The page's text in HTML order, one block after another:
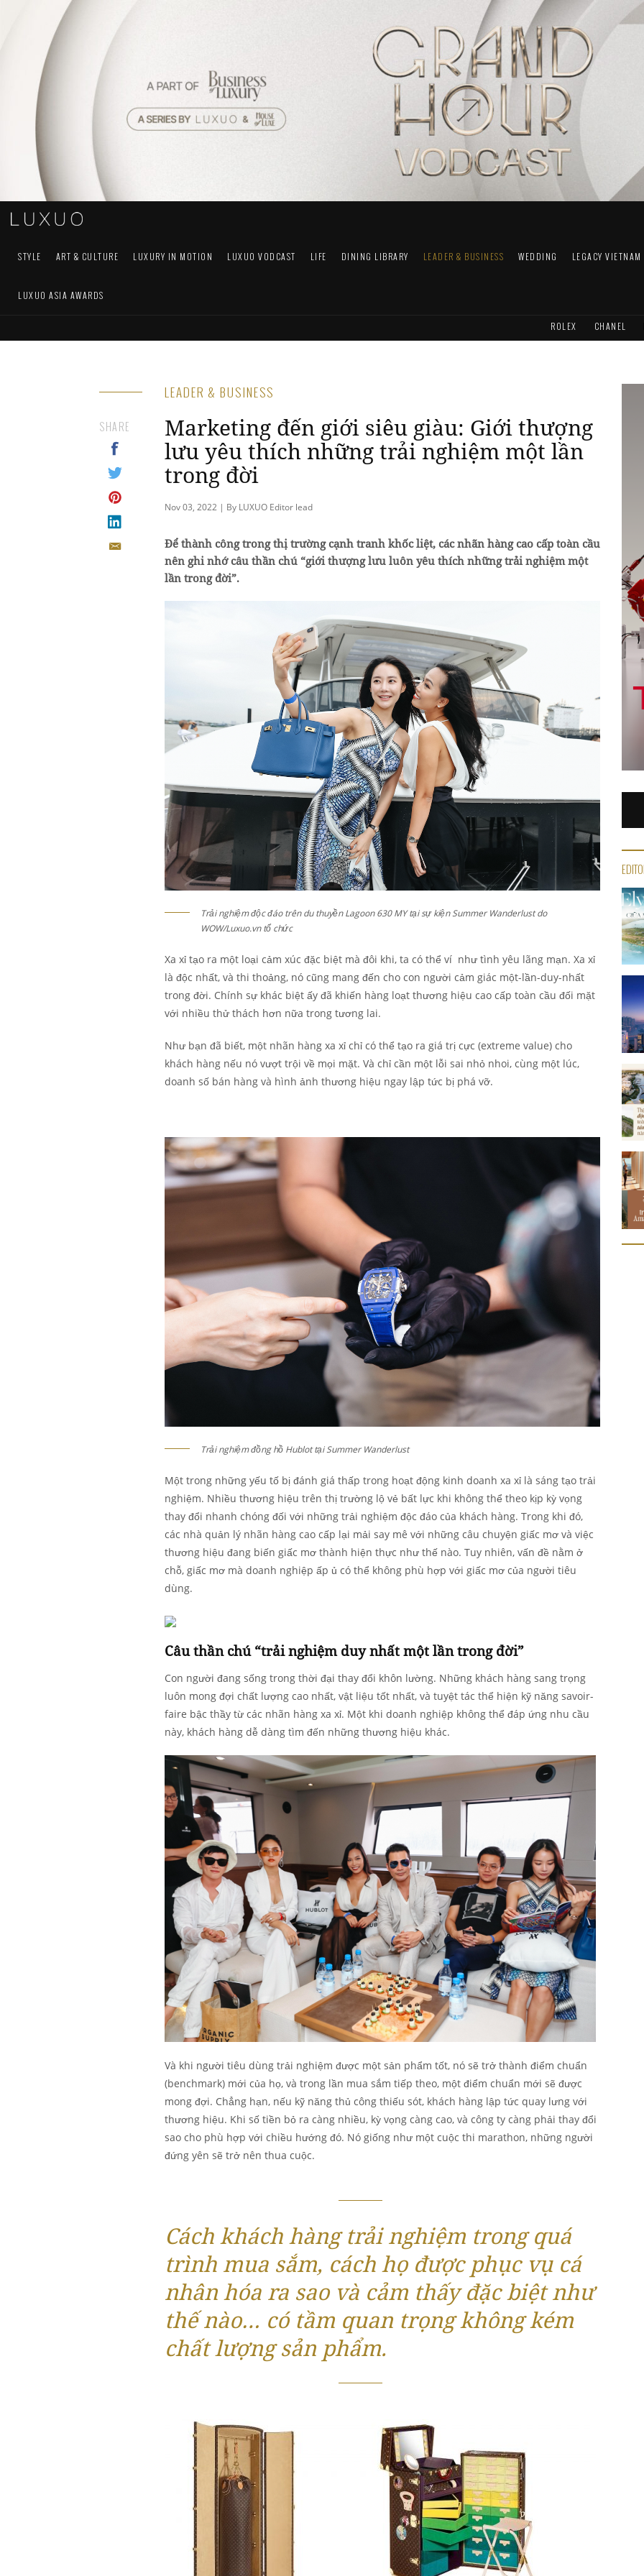
STYLE ART & CULTURE LUXURY IN MOTION LUXUO VODCAST LIFE DINING LIBRARY LEADER & BUSINESS WEDDING LEGACY VIETNAM
LUXUO ASIA AWARDS
ROLEX CHANEL
LEADER & BUSINESS
Marketing đến giới siêu giàu: Giới thượng
lưu yêu thích những trải nghiệm một lần
trong đời
Nov 03, 2022 | By LUXUO Editor lead
SHARE
Để thành công trong thị trường cạnh tranh khốc liệt, các nhãn hàng cao cấp toàn cầu
nên ghi nhớ câu thần chú “giới thượng lưu luôn yêu thích những trải nghiệm một
lần trong đời”.
Trải nghiệm độc đáo trên du thuyền Lagoon 630 MY tại sự kiện Summer Wanderlust do
WOW/Luxuo.vn tổ chức
Xa xỉ tạo ra một loại cảm xúc đặc biệt mà đôi khi, ta có thể ví như tình yêu lãng mạn. Xa xỉ
là độc nhất, và thi thoảng, nó cũng mang đến cho con người cảm giác một-lần-duy-nhất
trong đời. Chính sự khác biệt ấy đã khiến hàng loạt thương hiệu cao cấp toàn cầu đối mặt
với nhiều thử thách hơn nữa trong tương lai.
Như bạn đã biết, một nhãn hàng xa xỉ chỉ có thể tạo ra giá trị cực (extreme value) cho
khách hàng nếu nó vượt trội về mọi mặt. Và chỉ cần một lỗi sai nhỏ nhoi, cùng một lúc,
doanh số bán hàng và hình ảnh thương hiệu ngay lập tức bị phá vỡ.
Trải nghiệm đồng hồ Hublot tại Summer Wanderlust
Một trong những yếu tố bị đánh giá thấp trong hoạt động kinh doanh xa xỉ là sáng tạo trải
nghiệm. Nhiều thương hiệu trên thị trường lộ vẻ bất lực khi không thể theo kịp kỳ vọng
thay đổi nhanh chóng đối với những trải nghiệm độc đáo của khách hàng. Trong khi đó,
các nhà quản lý nhãn hàng cao cấp lại mải say mê với những câu chuyện giấc mơ và việc
thương hiệu đang biến giấc mơ thành hiện thực như thế nào. Tuy nhiên, vấn đề nằm ở
chỗ, giấc mơ mà doanh nghiệp ấp ủ có thể không phù hợp với giấc mơ của người tiêu
dùng.
Câu thần chú “trải nghiệm duy nhất một lần trong đời”
Con người đang sống trong thời đại thay đổi khôn lường. Những khách hàng sang trọng
luôn mong đợi chất lượng cao nhất, vật liệu tốt nhất, và tuyệt tác thể hiện kỹ năng savoir-
faire bậc thầy từ các nhãn hàng xa xỉ. Một khi doanh nghiệp không thể đáp ứng nhu cầu
này, khách hàng dễ dàng tìm đến những thương hiệu khác.
Và khi người tiêu dùng trải nghiệm được một sản phẩm tốt, nó sẽ trở thành điểm chuẩn
(benchmark) mới của họ, và trong lần mua sắm tiếp theo, một điểm chuẩn mới sẽ được
mong đợi. Chẳng hạn, nếu kỹ năng thủ công thiếu sót, khách hàng lập tức quay lưng với
thương hiệu. Khi số tiền bỏ ra càng nhiều, kỳ vọng càng cao, và công ty càng phải thay đổi
sao cho phù hợp với chiều hướng đó. Nó giống như một cuộc thi marathon, những người
đứng yên sẽ trở nên thua cuộc.
Cách khách hàng trải nghiệm trong quá
trình mua sắm, cách họ được phục vụ cá
nhân hóa ra sao và cảm thấy đặc biệt như
thế nào… có tầm quan trọng không kém
chất lượng sản phẩm.